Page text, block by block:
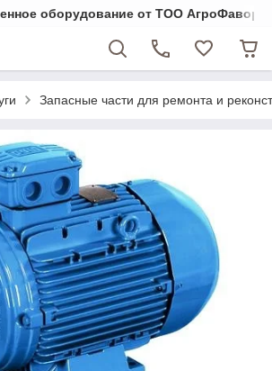
оборудование от ТОО
Запасные части для ремонта и